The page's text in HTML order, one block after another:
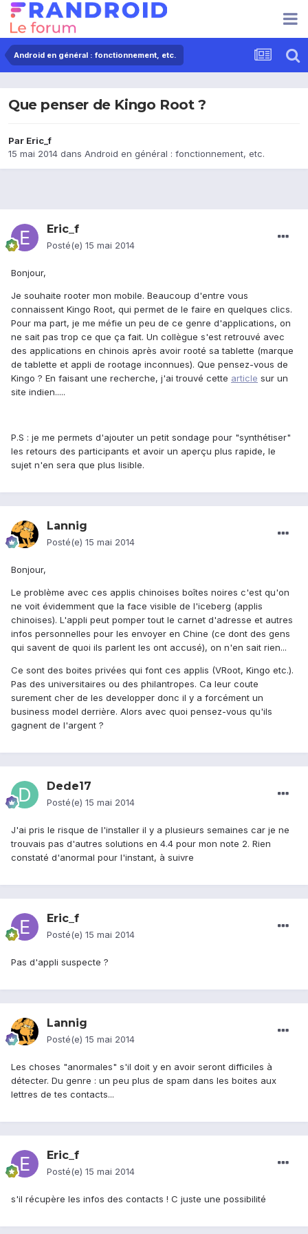
Android en général : fonctionnement, etc.
Que penser de Kingo Root ?
Par Eric_f
15 mai 2014 dans Android en général : fonctionnement, etc.
Eric_f
Posté(e) 15 mai 2014
Bonjour,
Je souhaite rooter mon mobile. Beaucoup d'entre vous
connaissent Kingo Root, qui permet de le faire en quelques clics.
Pour ma part, je me méfie un peu de ce genre d'applications, on
ne sait pas trop ce que ça fait. Un collègue s'est retrouvé avec
des applications en chinois après avoir rooté sa tablette (marque
de tablette et appli de rootage inconnues). Que pensez-vous de
Kingo ? En faisant une recherche, j'ai trouvé cette article sur un
site indien.....
P.S : je me permets d'ajouter un petit sondage pour "synthétiser"
les retours des participants et avoir un aperçu plus rapide, le
sujet n'en sera que plus lisible.
Lannig
Posté(e) 15 mai 2014
Bonjour,
Le problème avec ces applis chinoises boîtes noires c'est qu'on
ne voit évidemment que la face visible de l'iceberg (applis
chinoises). L'appli peut pomper tout le carnet d'adresse et autres
infos personnelles pour les envoyer en Chine (ce dont des gens
qui savent de quoi ils parlent les ont accusé), on n'en sait rien...
Ce sont des boites privées qui font ces applis (VRoot, Kingo etc.).
Pas des universitaires ou des philantropes. Ca leur coute
surement cher de les developper donc il y a forcément un
business model derrière. Alors avec quoi pensez-vous qu'ils
gagnent de l'argent ?
Dede17
Posté(e) 15 mai 2014
J'ai pris le risque de l'installer il y a plusieurs semaines car je ne
trouvais pas d'autres solutions en 4.4 pour mon note 2. Rien
constaté d'anormal pour l'instant, à suivre
Eric_f
Posté(e) 15 mai 2014
Pas d'appli suspecte ?
Lannig
Posté(e) 15 mai 2014
Les choses "anormales" s'il doit y en avoir seront difficiles à
détecter. Du genre : un peu plus de spam dans les boites aux
lettres de tes contacts...
Eric_f
Posté(e) 15 mai 2014
s'il récupère les infos des contacts ! C juste une possibilité